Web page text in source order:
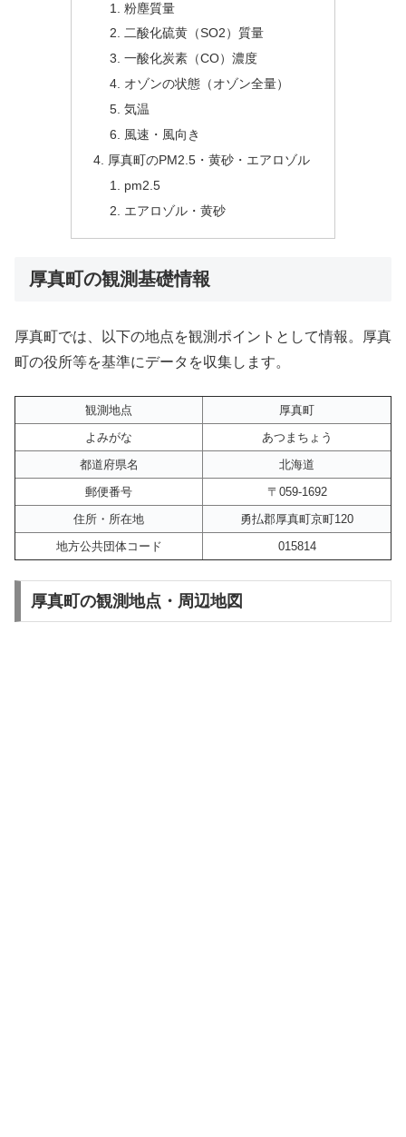
粉塵質量
二酸化硫黄（SO2）質量
一酸化炭素（CO）濃度
オゾンの状態（オゾン全量）
気温
風速・風向き
厚真町のPM2.5・黄砂・エアロゾル
pm2.5
エアロゾル・黄砂
厚真町の観測基礎情報
厚真町では、以下の地点を観測ポイントとして情報。厚真
町の役所等を基準にデータを収集します。
観測地点
厚真町
よみがな
あつまちょう
都道府県名
北海道
郵便番号
〒059-1692
住所・所在地
勇払郡厚真町京町120
地方公共団体コード
015814
厚真町の観測地点・周辺地図